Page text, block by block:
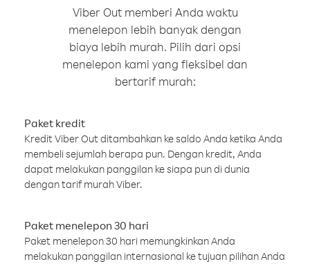
Viber Out memberi Anda waktu
menelepon lebih banyak dengan
biaya lebih murah. Pilih dari opsi
menelepon kami yang fleksibel dan
bertarif murah:
Paket kredit
Kredit Viber Out ditambahkan ke saldo Anda ketika Anda
membeli sejumlah berapa pun. Dengan kredit, Anda
dapat melakukan panggilan ke siapa pun di dunia
dengan tarif murah Viber.
Paket menelepon 30 hari
Paket menelepon 30 hari memungkinkan Anda
melakukan panggilan internasional ke tujuan pilihan Anda